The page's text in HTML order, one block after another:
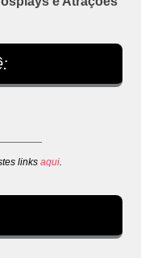
links aqui.